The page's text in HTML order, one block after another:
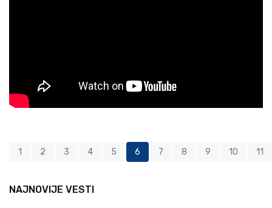
1 2 3 4 5 6 7 8 9 10 11
NAJNOVIJE VESTI